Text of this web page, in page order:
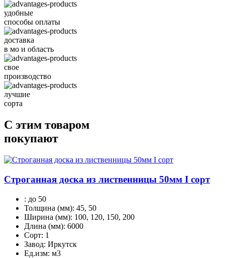
удобные
способы оплаты
доставка
в мо и область
свое
производство
лучшие
сорта
С этим товаром
покупают
Строганная доска из лиственницы 50мм I сорт
: до 50
Толщина (мм): 45, 50
Ширина (мм): 100, 120, 150, 200
Длина (мм): 6000
Сорт: 1
Завод: Иркутск
Ед.изм: м3